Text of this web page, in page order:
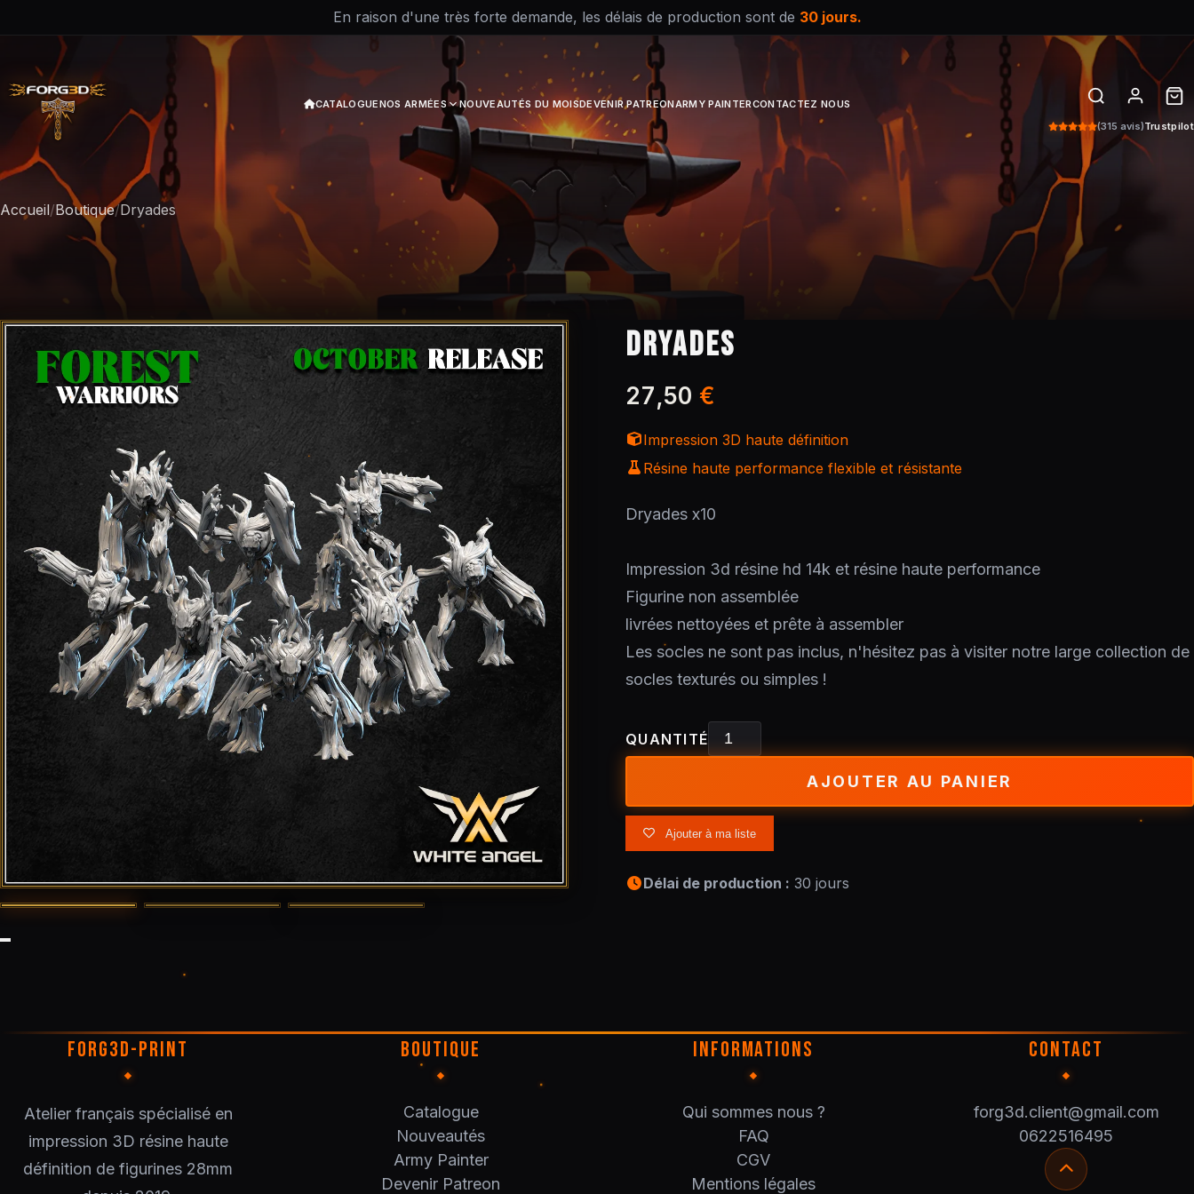
En raison d'une très forte demande, les délais de production sont de 30 jours.
CATALOGUENOS ARMÉES NOUVEAUTÉS DU MOISDEVENIR PATREONARMY PAINTERCONTACTEZ NOUS
(315 avis)Trustpilot
Accueil/Boutique/Dryades
DRYADES
27,50 €
Impression 3D haute définition
Résine haute performance flexible et résistante
Dryades x10
Impression 3d résine hd 14k et résine haute performance
Figurine non assemblée
livrées nettoyées et prête à assembler
Les socles ne sont pas inclus, n'hésitez pas à visiter notre large collection de
socles texturés ou simples !
QUANTITÉ
AJOUTER AU PANIER
Ajouter à ma liste
Délai de production : 30 jours
FORG3D-PRINT
Atelier français spécialisé en
impression 3D résine haute
définition de figurines 28mm
BOUTIQUE
Catalogue
Nouveautés
Army Painter
Devenir Patreon
INFORMATIONS
Qui sommes nous ?
FAQ
CGV
Mentions légales
CONTACT
forg3d.client@gmail.com
0622516495